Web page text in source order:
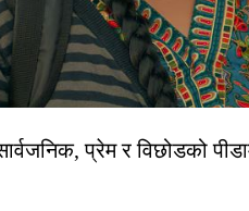
प्रेम र विछोडको